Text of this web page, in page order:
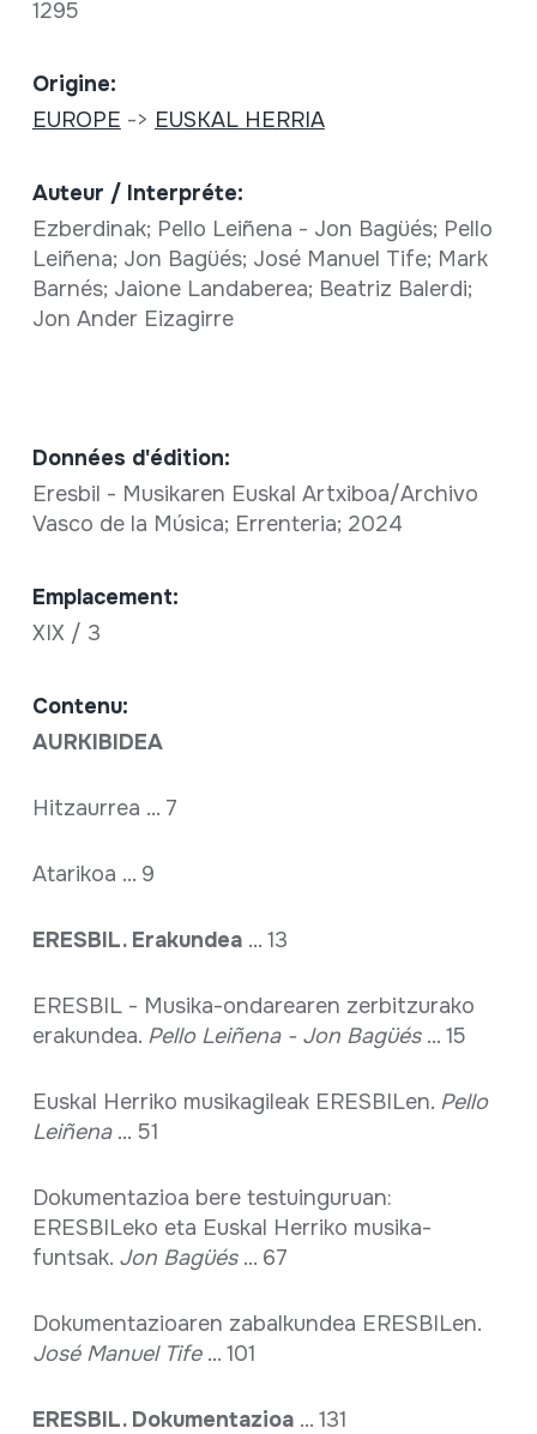
1295
Origine:
EUROPE -> EUSKAL HERRIA
Auteur / Interpréte:
Ezberdinak; Pello Leiñena - Jon Bagüés; Pello
Leiñena; Jon Bagüés; José Manuel Tife; Mark
Barnés; Jaione Landaberea; Beatriz Balerdi;
Jon Ander Eizagirre
Données d'édition:
Eresbil - Musikaren Euskal Artxiboa/Archivo
Vasco de la Música; Errenteria; 2024
Emplacement:
XIX / 3
Contenu:
AURKIBIDEA
Hitzaurrea ... 7
Atarikoa ... 9
ERESBIL. Erakundea... 13
ERESBIL - Musika-ondarearen zerbitzurako
erakundea. Pello Leiñena - Jon Bagüés... 15
Euskal Herriko musikagileak ERESBILen. Pello
Leiñena... 51
Dokumentazioa bere testuinguruan:
ERESBILeko eta Euskal Herriko musika-
funtsak. Jon Bagüés... 67
Dokumentazioaren zabalkundea ERESBILen.
José Manuel Tife... 101
ERESBIL. Dokumentazioa... 131